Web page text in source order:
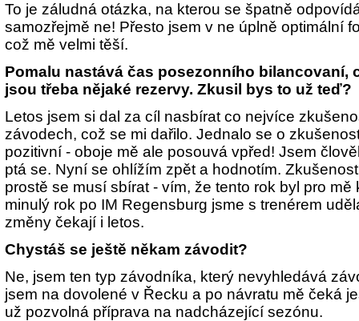
To je záludná otázka, na kterou se špatně
samozřejmě ne! Přesto jsem v ne úplně optimální
což mě velmi těší.
Pomalu nastává čas posezonního bilancovaní,
jsou třeba nějaké rezervy. Zkusil bys to už teď?
Letos jsem si dal za cíl nasbírat co nejvíce
závodech, což se mi dařilo. Jednalo se o
pozitivní - oboje mě ale posouvá vpřed! Jsem
ptá se. Nyní se ohlížím zpět a hodnotím.
prostě se musí sbírat - vím, že tento rok byl pro mě
minulý rok po IM Regensburg jsme s trenérem
změny čekají i letos.
Chystáš se ještě někam závodit?
Ne, jsem ten typ závodníka, který nevyhledává
jsem na dovolené v Řecku a po návratu mě čeká
už pozvolná příprava na nadcházející sezónu.